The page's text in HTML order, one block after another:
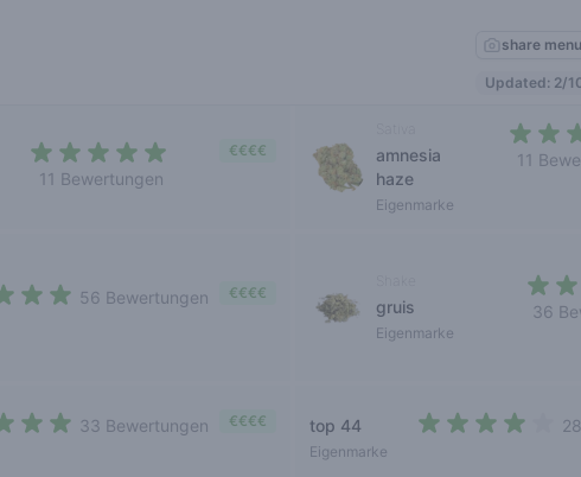
share
Updated: 2/
11 Bewertungen
€€€€
amnesia
haze
Eigenmarke
11
56 Bewertungen €€€€
gruis
Eigenmarke
36
33 Bewertungen €€€€ top 44
Eigenmarke